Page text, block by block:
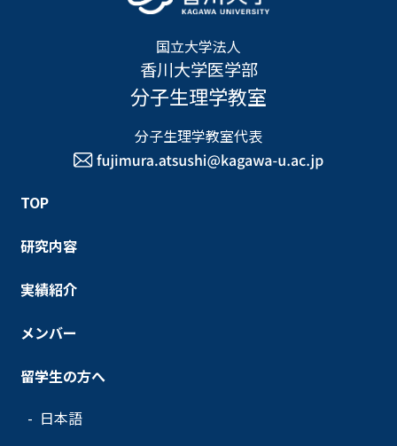
国立大学法人
香川大学医学部
分子生理学教室
分子生理学教室代表
TOP
研究内容
実績紹介
メンバー
留学生の方へ
日本語